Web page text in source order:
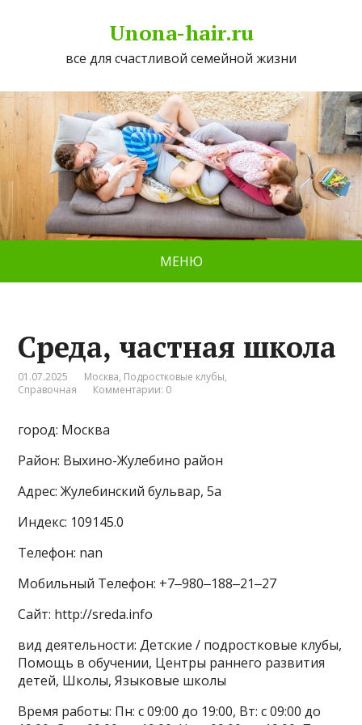
Unona-hair.ru
все для счастливой семейной жизни
МЕНЮ
Среда, частная школа
01.07.2025 Москва, Подростковые клубы,
Справочная
Комментарии: 0
город: Москва
Район: Выхино-Жулебино район
Адрес: Жулебинский бульвар, 5а
Индекс: 109145.0
Телефон: nan
Мобильный Телефон: +7‒980‒188‒21‒27
Сайт: http://sreda.info
вид деятельности: Детские / подростковые клубы,
Помощь в обучении, Центры раннего развития
детей, Школы, Языковые школы
Время работы: Пн: с 09:00 до 19:00, Вт: с 09:00 до